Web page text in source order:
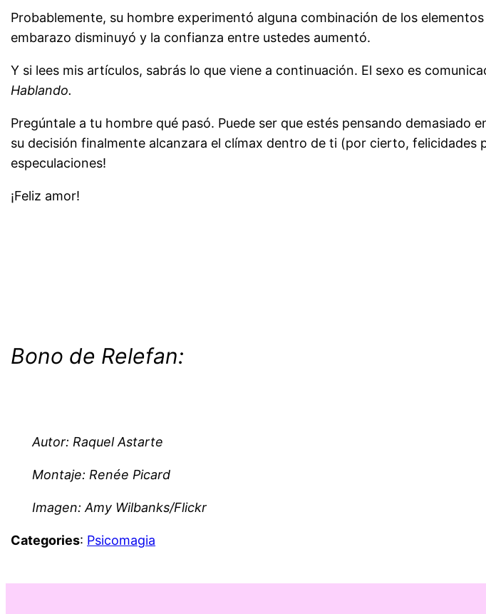
Probablemente, su hombre experimentó alguna combinación de los
embarazo disminuyó y la confianza entre ustedes aumentó.
Y si lees mis artículos, sabrás lo que viene a continuación. El sexo es
Hablando.
Pregúntale a tu hombre qué pasó. Puede ser que estés pensando demasiado
su decisión finalmente alcanzara el clímax dentro de ti (por cierto, felicidades
especulaciones!
¡Feliz amor!
Bono de Relefan:
Autor: Raquel Astarte
Montaje: Renée Picard
Imagen: Amy Wilbanks/Flickr
Categories: Psicomagia